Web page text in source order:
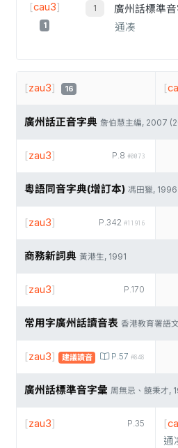
[cau3]
1
廣州話標準
通凑
[zau3] 16 [
廣州話正音字典 詹伯慧主編, 2007
P.8 #0073
[zau3]
粵語同音字典(增訂本) 馮田獵, 1996
P.342 #11916
[zau3]
商務新詞典 黃港生, 1991
P.170
[zau3]
常用字廣州話讀音表 香港教育署語
P.57 #848
[zau3] 建議讀音
廣州話標準音字彙 周無忌、饒秉才,
P.35
[zau3] [
通